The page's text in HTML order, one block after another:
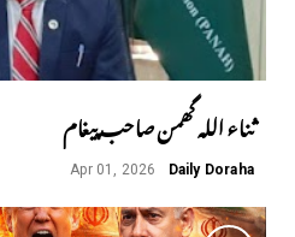
ثناء اللہ گھمن صاحب پیغام
Daily Doraha
Apr 01, 2026